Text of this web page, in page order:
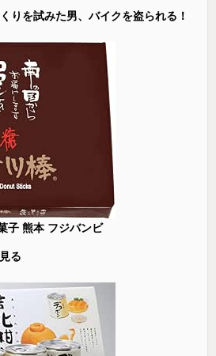
りを試みた男、バイクを盗られる！
子 熊本 フジバンビ
見る